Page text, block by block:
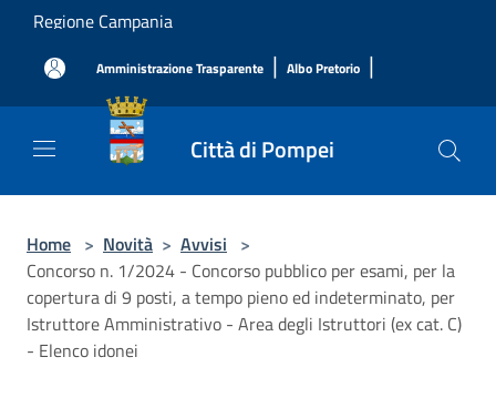
Salta al contenuto principale
Regione Campania
Amministrazione Trasparente | Albo Pretorio |
Città di Pompei
Home > Novità > Avvisi >
Concorso n. 1/2024 - Concorso pubblico per esami, per la
copertura di 9 posti, a tempo pieno ed indeterminato, per
Istruttore Amministrativo - Area degli Istruttori (ex cat. C)
- Elenco idonei